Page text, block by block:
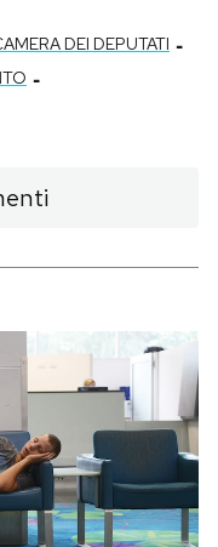
DEI DEPUTATI -
-